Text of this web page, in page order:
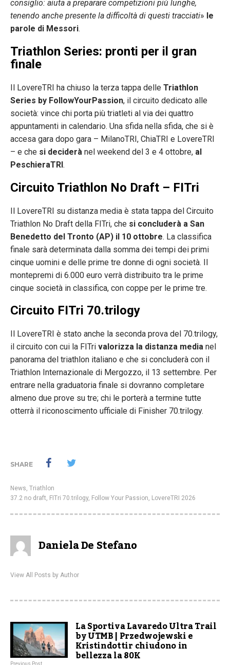
consiglio: aiuta a preparare competizioni più lunghe,
tenendo anche presente la difficoltà di questi tracciati» le
parole di Messori.
Triathlon Series: pronti per il gran
finale
Il LovereTRI ha chiuso la terza tappa delle Triathlon
Series by FollowYourPassion, il circuito dedicato alle
società: vince chi porta più triatleti al via dei quattro
appuntamenti in calendario. Una sfida nella sfida, che si è
accesa gara dopo gara – MilanoTRI, ChiaTRI e LovereTRI
– e che si deciderà nel weekend del 3 e 4 ottobre, al
PeschieraTRI.
Circuito Triathlon No Draft – FITri
Il LovereTRI su distanza media è stata tappa del Circuito
Triathlon No Draft della FITri, che si concluderà a San
Benedetto del Tronto (AP) il 10 ottobre. La classifica
finale sarà determinata dalla somma dei tempi dei primi
cinque uomini e delle prime tre donne di ogni società. Il
montepremi di 6.000 euro verrà distribuito tra le prime
cinque società in classifica, con coppe per le prime tre.
Circuito FITri 70.trilogy
Il LovereTRI è stato anche la seconda prova del 70.trilogy,
il circuito con cui la FITri valorizza la distanza media nel
panorama del triathlon italiano e che si concluderà con il
Triathlon Internazionale di Mergozzo, il 13 settembre. Per
entrare nella graduatoria finale si dovranno completare
almeno due prove su tre; chi le porterà a termine tutte
otterrà il riconoscimento ufficiale di Finisher 70.trilogy.
SHARE
News, Triathlon
37.2 no draft, FITri 70.trilogy, Follow Your Passion, LovereTRI 2026
Daniela De Stefano
View All Posts by Author
La Sportiva Lavaredo Ultra Trail
by UTMB | Przedwojewski e
Kristindottir chiudono in
bellezza la 80K